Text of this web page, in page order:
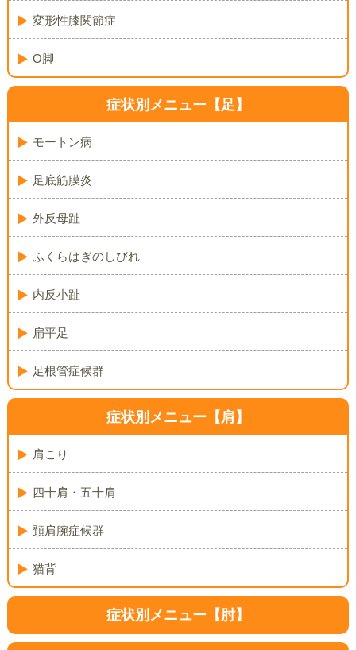
変形性膝関節症
O脚
症状別メニュー【足】
モートン病
足底筋膜炎
外反母趾
ふくらはぎのしびれ
内反小趾
扁平足
足根管症候群
症状別メニュー【肩】
肩こり
四十肩・五十肩
頚肩腕症候群
猫背
症状別メニュー【肘】